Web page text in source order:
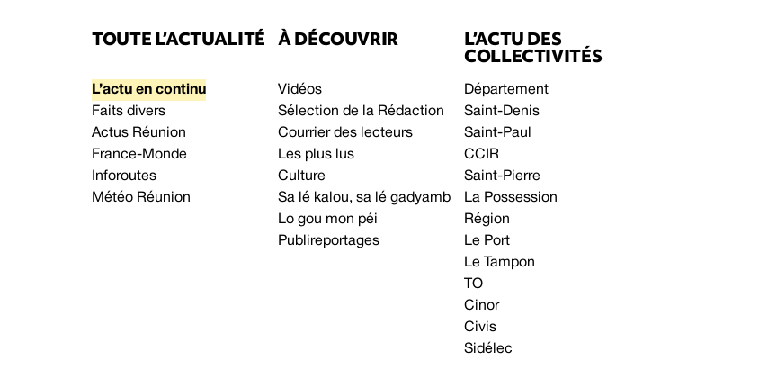
TOUTE L’ACTUALITÉ
L’actu en continu
Faits divers
Actus Réunion
France-Monde
Inforoutes
Météo Réunion
À DÉCOUVRIR
Vidéos
Sélection de la Rédaction
Courrier des lecteurs
Les plus lus
Culture
Sa lé kalou, sa lé gadyamb
Lo gou mon péi
Publireportages
L’ACTU DES
COLLECTIVITÉS
Département
Saint-Denis
Saint-Paul
CCIR
Saint-Pierre
La Possession
Région
Le Port
Le Tampon
TO
Cinor
Civis
Sidélec